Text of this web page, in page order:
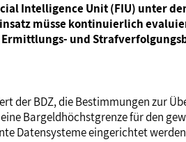
Intelligence Unit (FIU) unter
müsse kontinuierlich
und
der BDZ, die Bestimmungen zur
Bargeldhöchstgrenze für den
Datensysteme eingerichtet